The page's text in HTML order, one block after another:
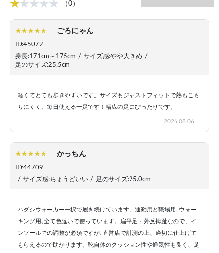
（0）
ごろにゃん
ID:45072
身長:171cm～175cm / サイズ感:やや大きめ /
足のサイズ:25.5cm
軽くてとても歩きやすいです。サイズもジャストフィットで熱もこも
りにくく、毎日使える一足です！幅広の足にぴったりです。
2026.08.06
かっちん
ID:44709
/ サイズ感:ちょうどいい / 足のサイズ:25.0cm
ハダシウォーカー一択で履き続けています。通勤用と職場用､ウォー
キング用､全て色違いで使っています。扁平足・外反拇趾なので、イ
ンソールでの調整が必須ですが､直営店で計測の上、適切に仕上げて
もらえるので助かります。靴自体のクッション性や通気性も良く、足